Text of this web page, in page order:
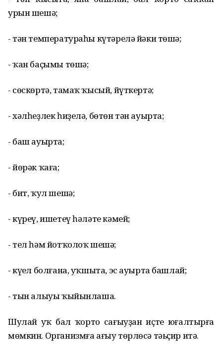
урын шешә;
- тән температураһы күтәрелә йәки төшә;
- ҡан баҫымы төшә;
- сөскөртә, тамаҡ ҡысый, йүткертә;
- хәлһеҙлек һиҙелә, бөтөн тән ауырта;
- баш ауырта;
- йөрәк ҡаға;
- бит, ҡул шешә;
- күреү, ишетеү һәләте кәмей;
- тел һәм йотҡолоҡ шешә;
- күңел болғана, уҡшыта, эс ауырта башлай;
- тын алыуы ҡыйынлаша.
Шулай уҡ бал ҡорто сағыуҙан иҫте юғалтырға
мөмкин. Организмға ағыу төрлөсә тәьҫир итә.